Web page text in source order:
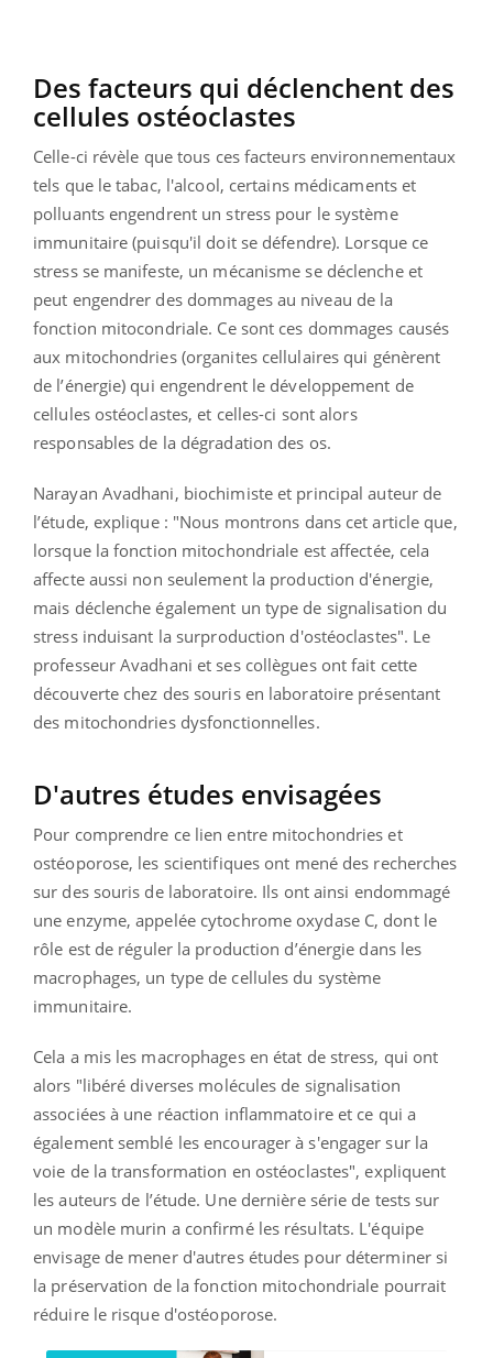
Des facteurs qui déclenchent des
cellules ostéoclastes
Celle-ci révèle que tous ces facteurs environnementaux
tels que le tabac, l'alcool, certains médicaments et
polluants engendrent un stress pour le système
immunitaire (puisqu'il doit se défendre). Lorsque ce
stress se manifeste, un mécanisme se déclenche et
peut engendrer des dommages au niveau de la
fonction mitocondriale. Ce sont ces dommages causés
aux mitochondries (organites cellulaires qui génèrent
de l’énergie) qui engendrent le développement de
cellules ostéoclastes, et celles-ci sont alors
responsables de la dégradation des os.
Narayan Avadhani, biochimiste et principal auteur de
l’étude, explique : "Nous montrons dans cet article que,
lorsque la fonction mitochondriale est affectée, cela
affecte aussi non seulement la production d'énergie,
mais déclenche également un type de signalisation du
stress induisant la surproduction d'ostéoclastes". Le
professeur Avadhani et ses collègues ont fait cette
découverte chez des souris en laboratoire présentant
des mitochondries dysfonctionnelles.
D'autres études envisagées
Pour comprendre ce lien entre mitochondries et
ostéoporose, les scientifiques ont mené des recherches
sur des souris de laboratoire. Ils ont ainsi endommagé
une enzyme, appelée cytochrome oxydase C, dont le
rôle est de réguler la production d’énergie dans les
macrophages, un type de cellules du système
immunitaire.
Cela a mis les macrophages en état de stress, qui ont
alors "libéré diverses molécules de signalisation
associées à une réaction inflammatoire et ce qui a
également semblé les encourager à s'engager sur la
voie de la transformation en ostéoclastes", expliquent
les auteurs de l’étude. Une dernière série de tests sur
un modèle murin a confirmé les résultats. L'équipe
envisage de mener d'autres études pour déterminer si
la préservation de la fonction mitochondriale pourrait
réduire le risque d'ostéoporose.